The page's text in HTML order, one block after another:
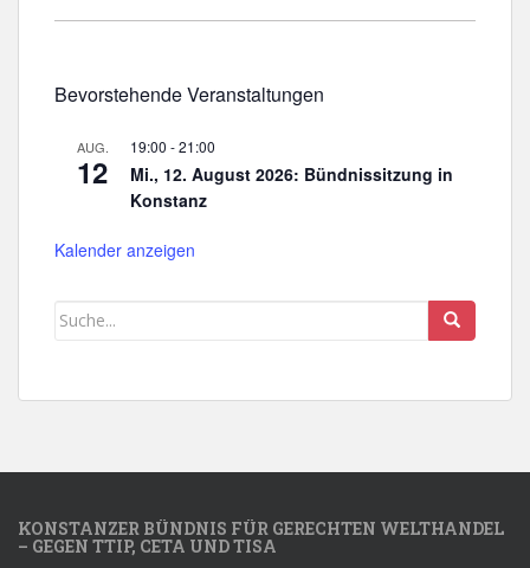
Bevorstehende Veranstaltungen
AUG.
12
19:00 -21:00
Mi., 12. August 2026: Bündnissitzung in
Konstanz
Kalender anzeigen
KONSTANZER BÜNDNIS FÜR GERECHTEN WELTHANDEL
– GEGEN TTIP, CETA UND TISA